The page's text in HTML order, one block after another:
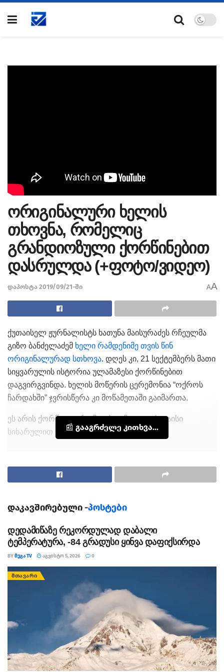
ორიგინალური ხელის
თხოვნა, რომელიც
გრანდიოზული ქორწინებით
დასრულდა (+ფოტო/ვიდეო)
დაპოსტა 2019/09/21-ში AA
ქუთაისელ ჟურნალისტს ხათუნა მაისურაძეს რჩეულმა
გიზო ბანძელაძემ ხელი რამდენიმე თვის წინ
ორიგინალურად სთხოვა. დღეს კი, 21 სექტემბერს მათი
სიყვარულის ისტორია ულამაზესი ქორწინებით
დაგვირგვინდა. ხელის მოწერის ცერემონია “ოქროს
ჩარდახში” ჯვრისწერა კი მოწამეთაში გაიმართა.
ეს არის ქორწილი, რომელსაც მთელი ქუთაისი
სიხარულით ელოდა.
ტელეკომპანია „იმედის“ ჟურნალისტს,
ხათუნა მაისურაძეს გადაღების დროს
ხელი სთხოვეს
📰 გააგრძელე კითხვა...
თეგები: გიზო ბანძელაძე
სიყვარულის ლამაზი ისტორია ქორწილი
ხათუნა მაისურაძე ხელის თხოვნა
დაკავშირებული -პოსტები
დედამიწაზე რეკორდულად დაბალი
ტემპერატურა, -84 გრადუსი ყინვა დაფიქსირდა
BYᲛᲔᲒᲐ TV ᲐᲒᲕᲘᲡᲢᲝ 5, 2026 0
ᲛᲗᲐᲕᲐᲠᲘ